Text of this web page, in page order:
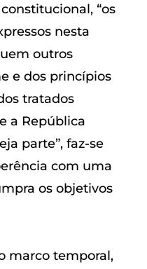
“os
nesta
outros
e dos princípios
tratados
a República
parte”, faz-se
com uma
os objetivos
marco temporal,